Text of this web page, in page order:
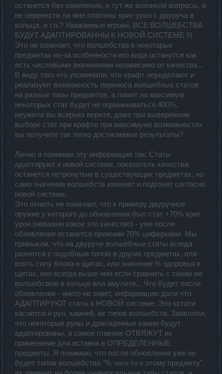
останется без изменения, и тут же возникли вопросы, а
не перенести ли мне платины крит-урон с двуруча в
кольца, и т.п.? Уважаемые игроки, ВСЕ ВОЛШЕБСТВА
БУДУТ АДАПТИРОВАННЫ К НОВОЙ СИСТЕМЕ !!!.
Это не означает, что волшебства в некоторых
предметах из-за особенности его вида останутся как
есть числовыми значениями независимо от качества...
В виду того что упоминали, что крафт переделают и
реализуют возможность переноса волшебных статов
на разные типы предметов, а лимит на максимум
некоторых стат будет не ограничиваться 400%,
неужели вы всерьез верите, даже при выверенном
выборе стат при крафте при максимуме возможностях
вы получите так легко достигаемые результаты?
Лично я понимаю эту информация так: Статы
адаптируют к новой системе, показатель качества
останется нетронутым в существующих предметах, но
само значения волшебств изменят и подгонят согласно
новой системе.
Это отнють не означает, что к примеру двуручное
оружие у которого до обновления был стат +70% крит
урон (неважно какое это качество) - уже после
обновления останется прежним 70% циферками. Мы
привыкли, что на двуруче волшебные статы всегда
разнятся с подобным типом в других предметах, или
взять силу блока в щитах, или значение % здоровья в
щитах, оно всегда выше чем если сравнить с таким же
волшебсвом в кольце или амулете... Что будет после
обновления - никто не знает, информацию дали что
АДАПТИРУЮТ статы к НОВОЙ системе. Это кстати
касается и рун, камней, их типов волшебств. Заявляли,
что некоторые руны и драгоценные камни будут
адаптированы, а самое главное ОТВЯЖУТ их
применение для вставки в ОПРЕДЕЛЕННЫЕ
предметы. Я понимаю, что после обновления уже не
будет типов волшебства "% чего-то к этому предмету",